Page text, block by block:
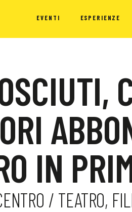
EVENTI ESPERIENZE
IN
/ TEATRO,